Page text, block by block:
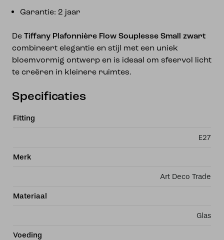
Garantie: 2 jaar
De Tiffany Plafonnière Flow Souplesse Small zwart
combineert elegantie en stijl met een uniek
bloemvormig ontwerp en is ideaal om sfeervol licht
te creëren in kleinere ruimtes.
Specificaties
Fitting
E27
Merk
Art Deco Trade
Materiaal
Glas
Voeding